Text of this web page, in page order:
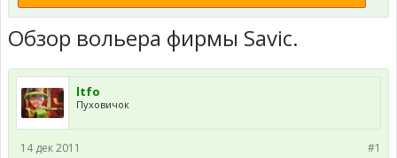
Обзор вольера фирмы Savic.
ltfo
Пуховичок
#1
14 дек 2011